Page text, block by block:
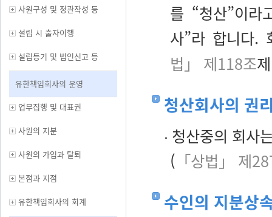
사원구성 및 정관작성 등
설립 시 출자이행
설립등기 및 법인신고 등
유한책임회사의 운영
업무집행 및 대표권
사원의 지분
사원의 가입과 탈퇴
본점과 지점
유한책임회사의 회계
를 “청산”이
사”라 합니다.
법」 제118조
청산회사의 권
청산중의 회사
( 「상법」 제
수인의 지분상